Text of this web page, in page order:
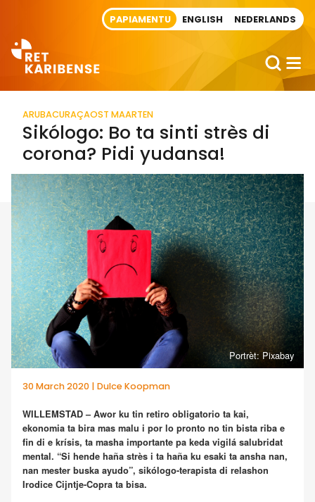
PAPIAMENTU ENGLISH NEDERLANDS
ARUBACURAÇAOST MAARTEN
Sikólogo: Bo ta sinti strès di
corona? Pidi yudansa!
Portrèt: Pixabay
30 March 2020 | Dulce Koopman
WILLEMSTAD – Awor ku tin retiro obligatorio ta kai,
ekonomia ta bira mas malu i por lo pronto no tin bista riba e
fin di e krísis, ta masha importante pa keda vigilá salubridat
mental. “Si hende haña strès i ta haña ku esaki ta ansha nan,
nan mester buska ayudo”, sikólogo-terapista di relashon
Irodice Cijntje-Copra ta bisa.